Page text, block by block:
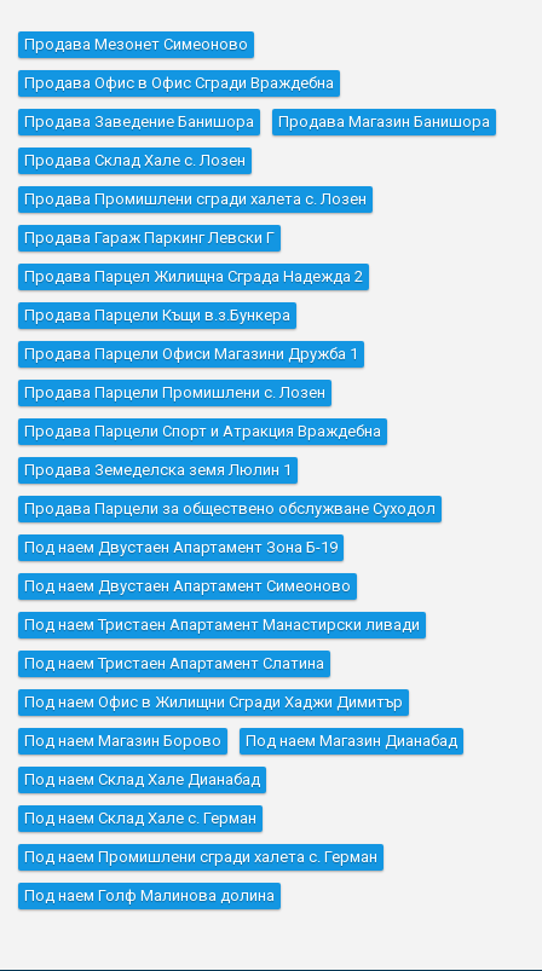
Продава Мезонет Симеоново
Продава Офис в Офис Сгради Враждебна
Продава Заведение Банишора Продава Магазин Банишора
Продава Склад Хале с. Лозен
Продава Промишлени сгради халета с. Лозен
Продава Гараж Паркинг Левски Г
Продава Парцел Жилищна Сграда Надежда 2
Продава Парцели Къщи в.з.Бункера
Продава Парцели Офиси Магазини Дружба 1
Продава Парцели Промишлени с. Лозен
Продава Парцели Спорт и Атракция Враждебна
Продава Земеделска земя Люлин 1
Продава Парцели за обществено обслужване Суходол
Под наем Двустаен Апартамент Зона Б-19
Под наем Двустаен Апартамент Симеоново
Под наем Тристаен Апартамент Манастирски ливади
Под наем Тристаен Апартамент Слатина
Под наем Офис в Жилищни Сгради Хаджи Димитър
Под наем Магазин Борово Под наем Магазин Дианабад
Под наем Склад Хале Дианабад
Под наем Склад Хале с. Герман
Под наем Промишлени сгради халета с. Герман
Под наем Голф Малинова долина